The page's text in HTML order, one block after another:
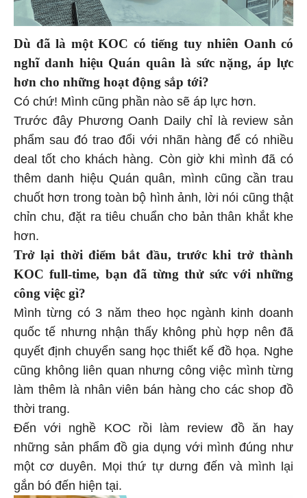
Dù đã là một KOC có tiếng tuy nhiên Oanh có
nghĩ danh hiệu Quán quân là sức nặng, áp lực
hơn cho những hoạt động sắp tới?
Có chứ! Mình cũng phần nào sẽ áp lực hơn.
Trước đây Phương Oanh Daily chỉ là review sản
phẩm sau đó trao đổi với nhãn hàng để có nhiều
deal tốt cho khách hàng. Còn giờ khi mình đã có
thêm danh hiệu Quán quân, mình cũng cần trau
chuốt hơn trong toàn bộ hình ảnh, lời nói cũng thật
chỉn chu, đặt ra tiêu chuẩn cho bản thân khắt khe
hơn.
Trở lại thời điểm bắt đầu, trước khi trở thành
KOC full-time, bạn đã từng thử sức với những
công việc gì?
Mình từng có 3 năm theo học ngành kinh doanh
quốc tế nhưng nhận thấy không phù hợp nên đã
quyết định chuyển sang học thiết kế đồ họa. Nghe
cũng không liên quan nhưng công việc mình từng
làm thêm là nhân viên bán hàng cho các shop đồ
thời trang.
Đến với nghề KOC rồi làm review đồ ăn hay
những sản phẩm đồ gia dụng với mình đúng như
một cơ duyên. Mọi thứ tự dưng đến và mình lại
gắn bó đến hiện tại.